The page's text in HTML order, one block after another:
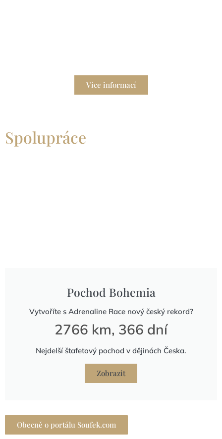
Více informací
Spolupráce
Pochod Bohemia
Vytvoříte s Adrenaline Race nový český rekord?
2766 km, 366 dní
Nejdelší štafetový pochod v dějinách Česka.
Zobrazit
Obecně o portálu Soufek.com